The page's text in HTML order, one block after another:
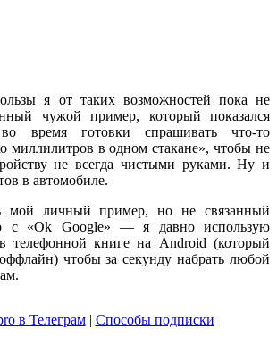
я от таких возможностей пока не
чужой пример, который показался
время готовки спрашивать что-то
миллилитров в одном стакане», чтобы не
не всегда чистыми руками. Ну и
в автомобиле.
мой личный пример, но не связанный
с «Ok Google» — я давно использую
телефонной книге на Android (который
чтобы за секунду набрать любой
в Телеграм| Способы подписки